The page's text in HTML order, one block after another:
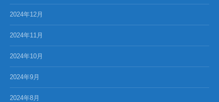
2024年12月
2024年11月
2024年10月
2024年9月
2024年8月